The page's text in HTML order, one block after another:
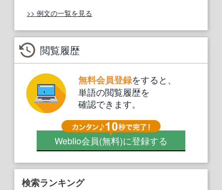
>> 例文の一覧を見る
閲覧履歴
無料会員登録をすると、
単語の閲覧履歴を
確認できます。
Weblio会員(無料)に登録する
検索ランキング